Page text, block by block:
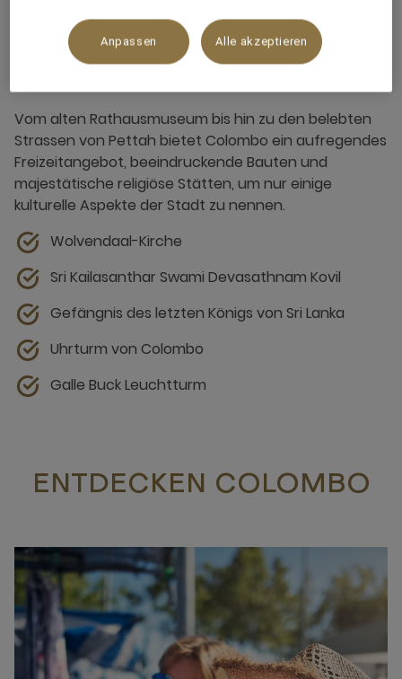
Sehenswürdigkeiten in
Colombo
Vom alten Rathausmuseum bis hin zu den belebten
Strassen von Pettah bietet Colombo ein aufregendes
Freizeitangebot, beeindruckende Bauten und
majestätische religiöse Stätten, um nur einige
kulturelle Aspekte der Stadt zu nennen.
Wolvendaal-Kirche
Sri Kailasanthar Swami Devasathnam Kovil
Gefängnis des letzten Königs von Sri Lanka
Uhrturm von Colombo
Galle Buck Leuchtturm
ENTDECKEN COLOMBO
Anpassen Alle akzeptieren